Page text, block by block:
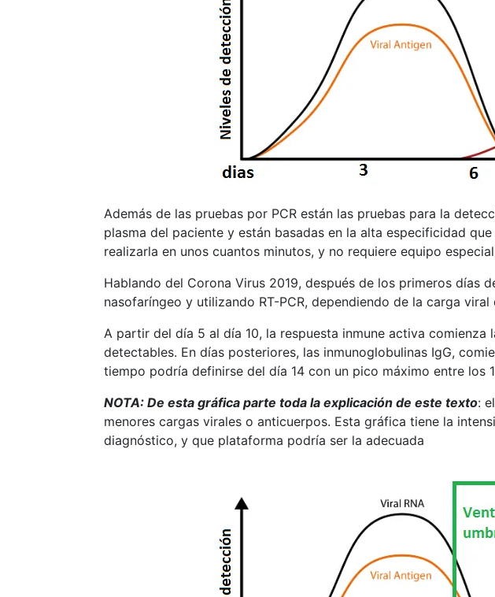
Además de las pruebas por PCR están las pruebas para la
plasma del paciente y están basadas en la alta especificidad
realizarla en unos cuantos minutos, y no requiere equipo
Hablando del Corona Virus 2019, después de los primeros días
nasofaríngeo y utilizando RT-PCR, dependiendo de la carga
A partir del día 5 al día 10, la respuesta inmune activa
detectables. En días posteriores, las inmunoglobulinas IgG,
tiempo podría definirse del día 14 con un pico máximo entre los
NOTA: De esta gráfica parte toda la explicación de este texto:
menores cargas virales o anticuerpos. Esta gráfica tiene la
diagnóstico, y que plataforma podría ser la adecuada